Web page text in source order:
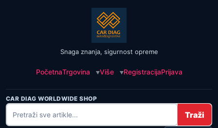
Snaga znanja, sigurnost opreme
PočetnaTrgovina Više RegistracijaPrijava
CAR DIAG WORLDWIDE SHOP
Traži